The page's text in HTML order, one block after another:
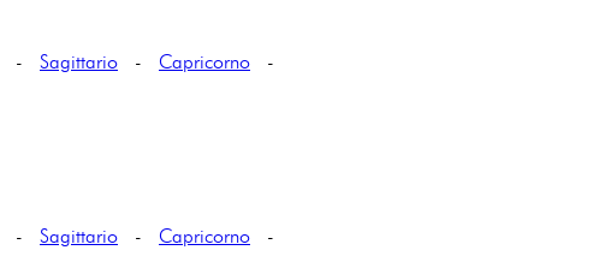
- Sagittario - Capricorno -
- Sagittario - Capricorno -